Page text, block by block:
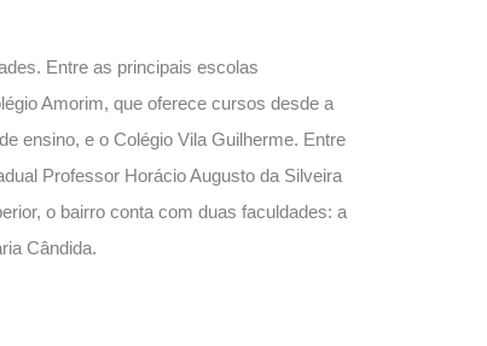
Entre as principais escolas
Amorim, que oferece cursos desde a
ensino, e o Colégio Vila Guilherme. Entre
Professor Horácio Augusto da Silveira
o bairro conta com duas faculdades: a
Cândida.